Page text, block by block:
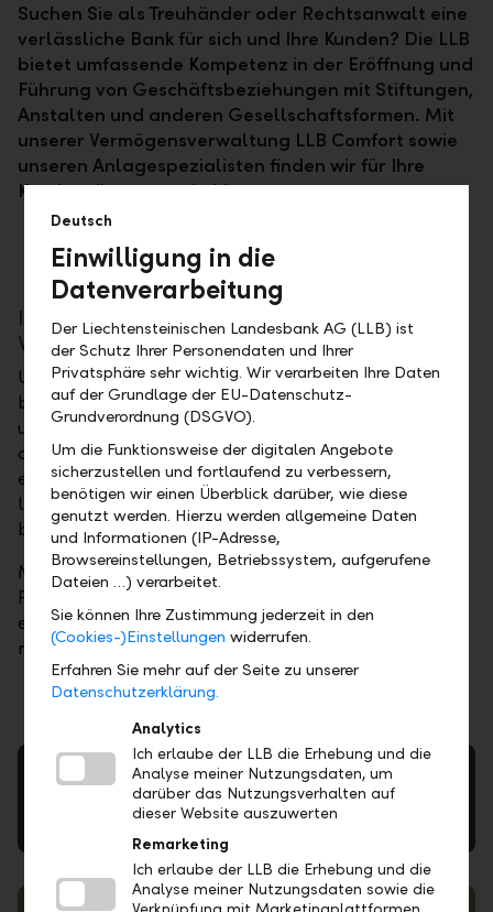
Suchen Sie als Treuhänder oder Rechtsanwalt eine
verlässliche Bank für sich und Ihre Kunden? Die LLB
bietet umfassende Kompetenz in der Eröffnung und
Führung von Geschäftsbeziehungen mit Stiftungen,
Anstalten und anderen Gesellschaftsformen. Mit
unserer Vermögensverwaltung LLB Comfort sowie
unseren Anlagespezialisten finden wir für Ihre
Kunden die passende Lösung.
Individuelle Portfoliostrukturierung nach Ihren
Vorgaben
Um für unsere Kunden die optimale Anlagelösung
bieten zu können, kombinieren wir die Expertise
unseres erfahrenen Investment Advisory Teams mit
der Kompetenz des LLB Asset Management. So
entstehen massgeschneiderte Portfolios, die
langfristige Ziele und individuelle Anforderungen
berücksichtigen.
Mit Weitsicht gestalten wir eine zukunftssichere
Portfoliostruktur, die nachhaltiges Wachstum
ermöglicht und gleichzeitig die individuell
notwendigen Ausschüttungsvorgaben umsetzt.
Deutsch
Einwilligung in die
Datenverarbeitung
Der Liechtensteinischen Landesbank AG (LLB) ist
der Schutz Ihrer Personendaten und Ihrer
Privatsphäre sehr wichtig. Wir verarbeiten Ihre Daten
auf der Grundlage der EU-Datenschutz-
Grundverordnung (DSGVO).
Um die Funktionsweise der digitalen Angebote
sicherzustellen und fortlaufend zu verbessern,
benötigen wir einen Überblick darüber, wie diese
genutzt werden. Hierzu werden allgemeine Daten
und Informationen (IP-Adresse,
Browsereinstellungen, Betriebssystem, aufgerufene
Dateien …) verarbeitet.
Sie können Ihre Zustimmung jederzeit in den
(Cookies-)Einstellungen widerrufen.
Erfahren Sie mehr auf der Seite zu unserer
Datenschutzerklärung.
Analytics
Ich erlaube der LLB die Erhebung und die
Analyse meiner Nutzungsdaten, um
darüber das Nutzungsverhalten auf
dieser Website auszuwerten
Remarketing
Ich erlaube der LLB die Erhebung und die
Analyse meiner Nutzungsdaten sowie die